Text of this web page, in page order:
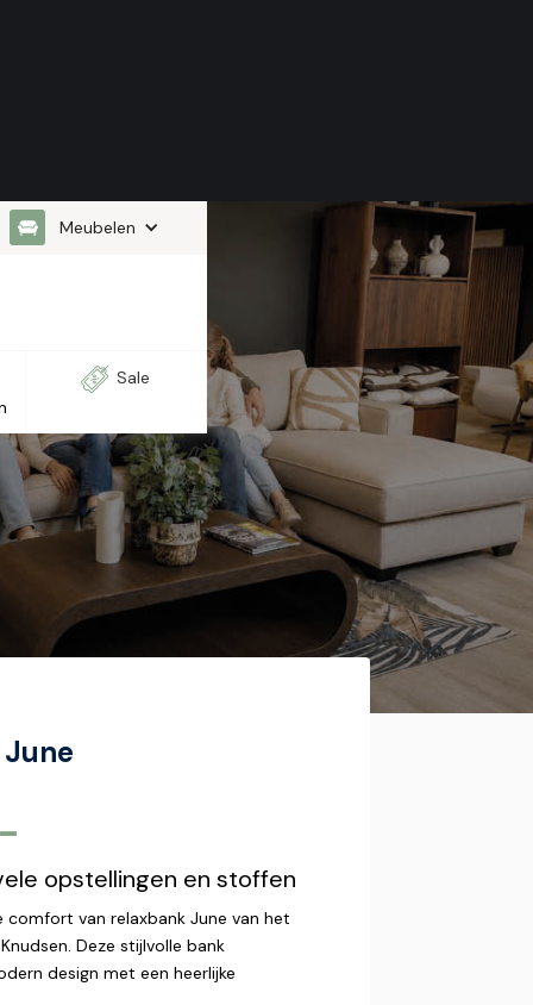
Meubelen
Sale
opstellingen en stoffen
van relaxbank June van het
Deze stijlvolle bank
design met een heerlijke